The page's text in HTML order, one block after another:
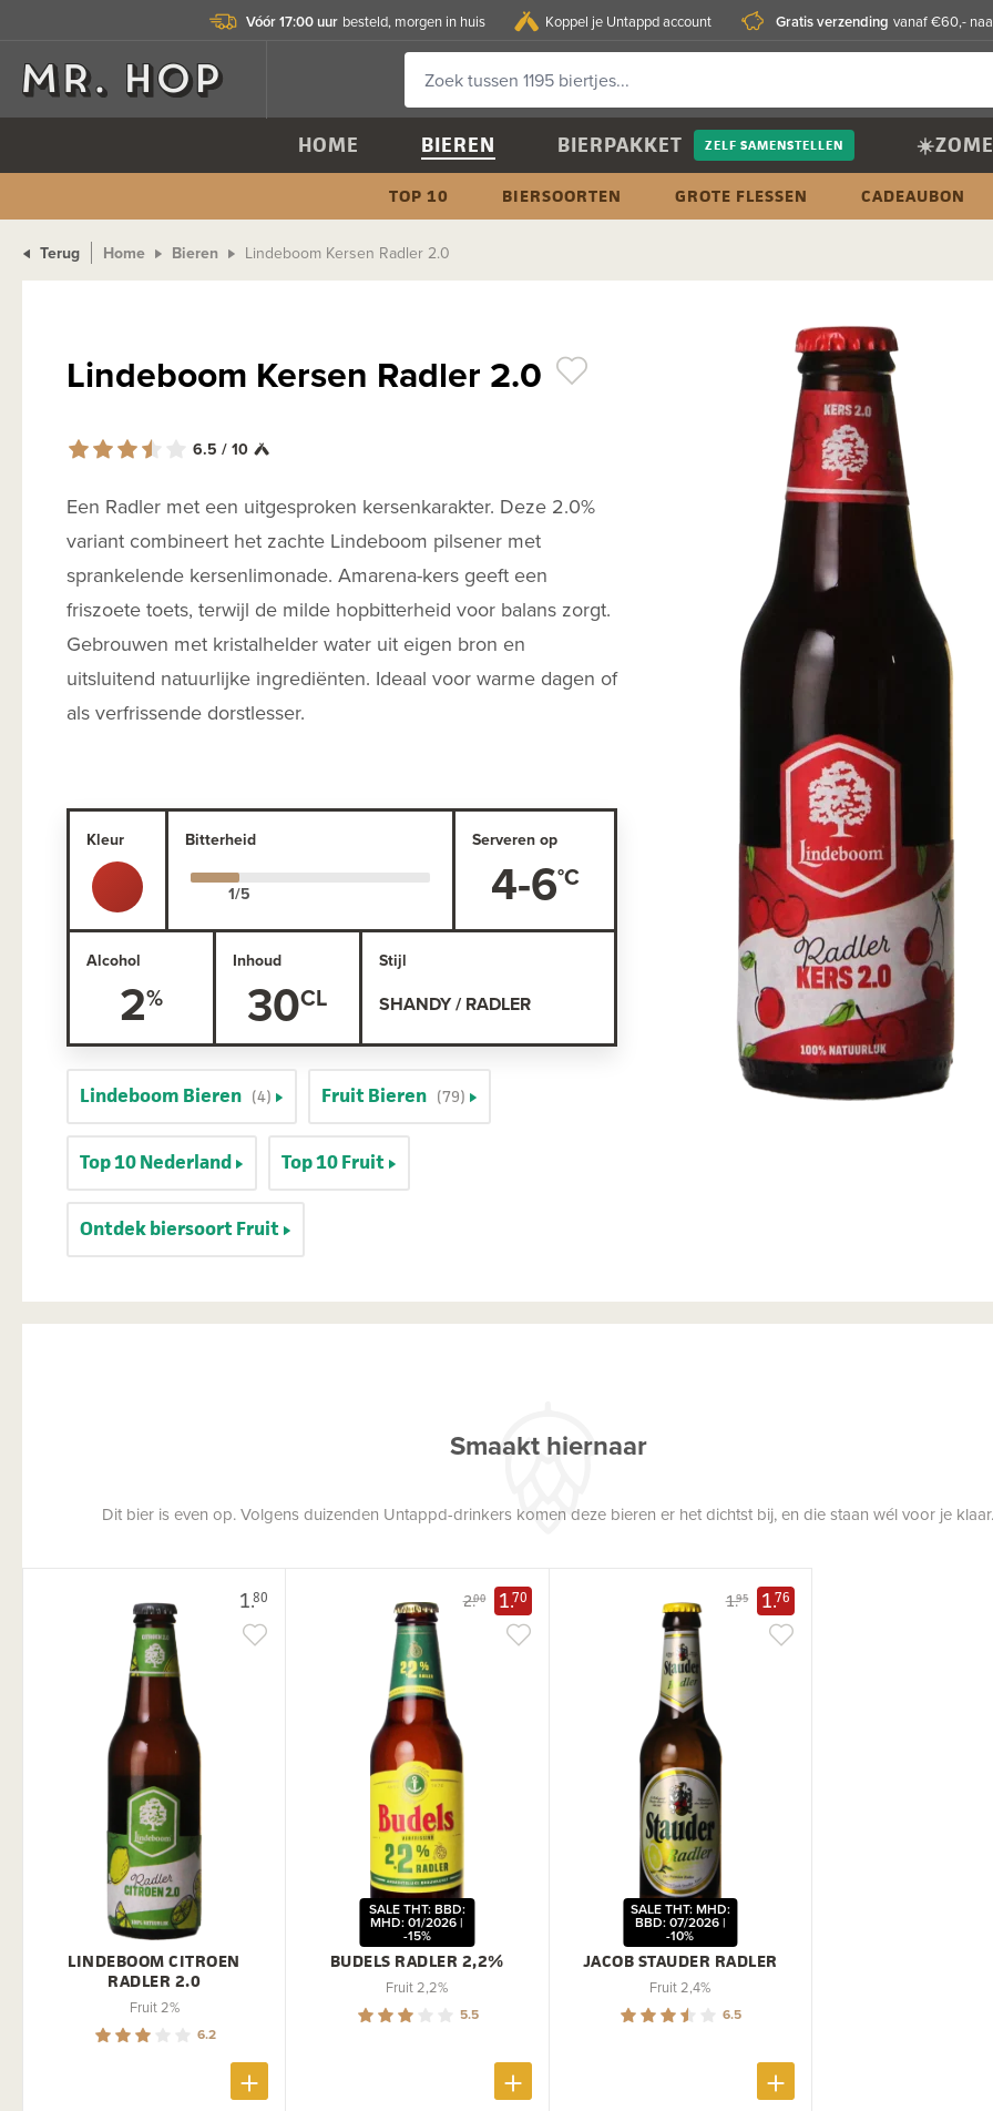
Vóór 17:00 uur besteld, morgen in huis Koppel je Untappd account Gratis verzending vanaf €60,-
HOME BIEREN BIERPAKKET ZELF SAMENSTELLEN
TOP 10 BIERSOORTEN GROTE FLESSEN CADEAUBON
Terug Home Bieren Lindeboom Kersen Radler 2.0
Lindeboom Kersen Radler 2.0
6.5 / 10
Een Radler met een uitgesproken kersenkarakter. Deze 2.0%
variant combineert het zachte Lindeboom pilsener met
sprankelende kersenlimonade. Amarena-kers geeft een
friszoete toets, terwijl de milde hopbitterheid voor balans zorgt.
Gebrouwen met kristalhelder water uit eigen bron en
uitsluitend natuurlijke ingrediënten. Ideaal voor warme dagen of
als verfrissende dorstlesser.
Kleur Bitterheid Serveren op
4-6
Alcohol
2
Inhoud
30
Stijl
SHANDY / RADLER
Lindeboom Bieren (4) Fruit Bieren (79)
Top 10 Nederland Top 10 Fruit
Ontdek biersoort Fruit
Smaakt hiernaar
Dit bier is even op. Volgens duizenden Untappd-drinkers komen deze bieren er het dichtst bij, en die staan wél voor je klaar.
1.80
LINDEBOOM CITROEN
RADLER 2.0
Fruit 2%
6.2
2.00 1.70
BUDELS RADLER 2,2%
SALE THT: BBD:
MHD: 01/2026 |
-15%
Fruit 2,2%
5.5
1.95 1.76
JACOB STAUDER RADLER
SALE THT: MHD:
BBD: 07/2026 |
-10%
Fruit 2,4%
6.5